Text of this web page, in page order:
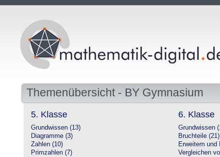
Themenübersicht - BY Gymnasium
5. Klasse
Grundwissen (13)
Diagramme (3)
Zahlen (10)
Primzahlen (7)
6. Klasse
Grundwissen
Bruchteile (21)
Erweitern und
Vergleichen